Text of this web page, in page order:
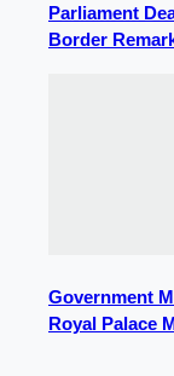
Parliament
Border
Government
Royal Palace